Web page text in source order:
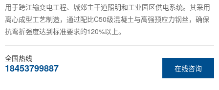
用于跨江输变电工程、城郊主干道照明和工业园区供电系统。其采用
离心成型工艺制造，通过配比C50级混凝土与高强预应力钢丝，确保
抗弯折强度达到标准要求的120%以上。
在线咨询
全国热线
18453799887